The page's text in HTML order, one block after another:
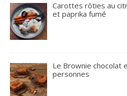
Carottes rôties au
et paprika fumé
Le Brownie chocolat
personnes